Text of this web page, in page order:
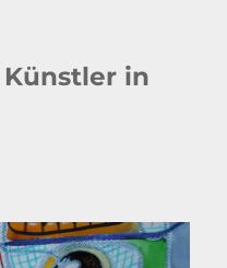
Künstler in